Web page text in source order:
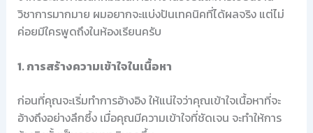
วิชาการมากมาย ผมอยากจะแบ่งปันเทคนิคที่ได้ผลจริง แต่ไม่
ค่อยมีใครพูดถึงในห้องเรียนครับ
1. การสร้างความเข้าใจในเนื้อหา
ก่อนที่คุณจะเริ่มทำการอ้างอิง ให้แน่ใจว่าคุณเข้าใจเนื้อหาที่จะ
อ้างถึงอย่างลึกซึ้ง เมื่อคุณมีความเข้าใจที่ชัดเจน จะทำให้การ